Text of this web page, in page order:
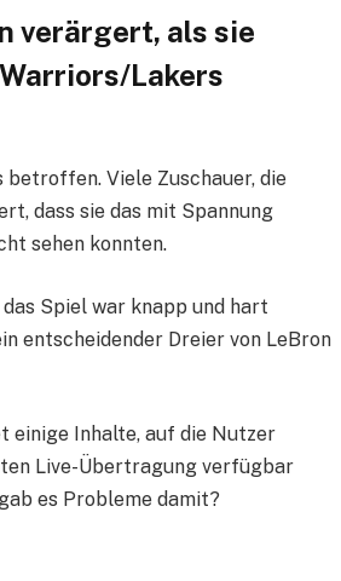
verärgert, als sie
Lakers
Viele Zuschauer, die
dass sie das mit Spannung
sehen konnten.
Spiel war knapp und hart
entscheidender Dreier von LeBron
einige Inhalte, auf die Nutzer
Live-Übertragung verfügbar
es Probleme damit?